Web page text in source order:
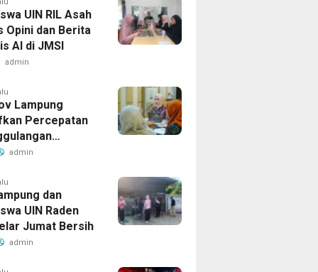
UIN RIL Asah
Opini dan Berita
AI di JMSI
admin
Lampung
Percepatan
admin
dan
UIN Raden
Jumat Bersih
admin